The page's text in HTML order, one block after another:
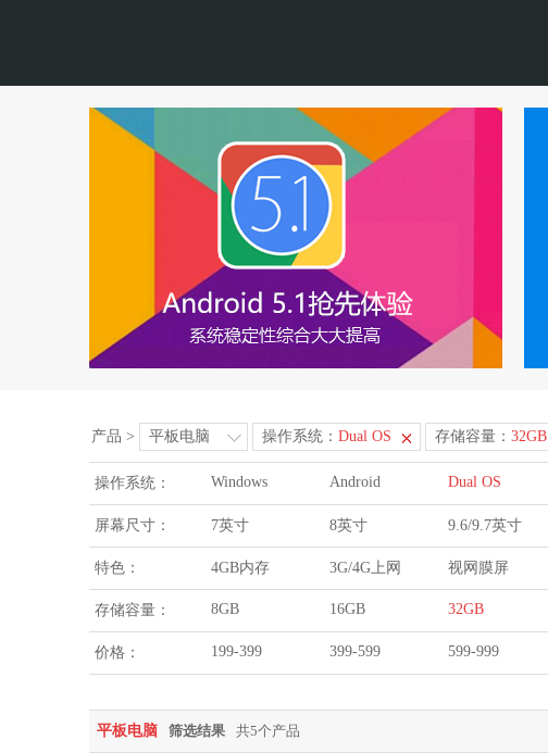
产品 > 平板电脑 操作系统： Dual OS 存储容量： 32GB
操作系统： Windows Android Dual OS
屏幕尺寸： 7英寸 8英寸 9.6/9.7英寸
特色： 4GB内存 3G/4G上网 视网膜屏
存储容量： 8GB 16GB 32GB
价格： 199-399 399-599 599-999
平板电脑 筛选结果 共5个产品